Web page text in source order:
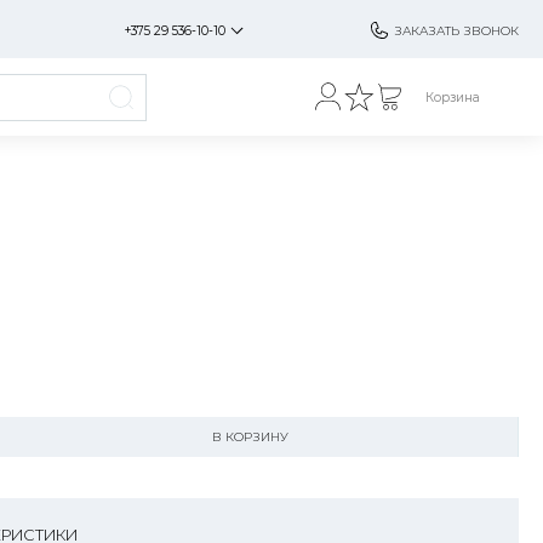
+375 29 536-10-10 ЗАКАЗАТЬ ЗВОНОК
Корзина
В КОРЗИНУ